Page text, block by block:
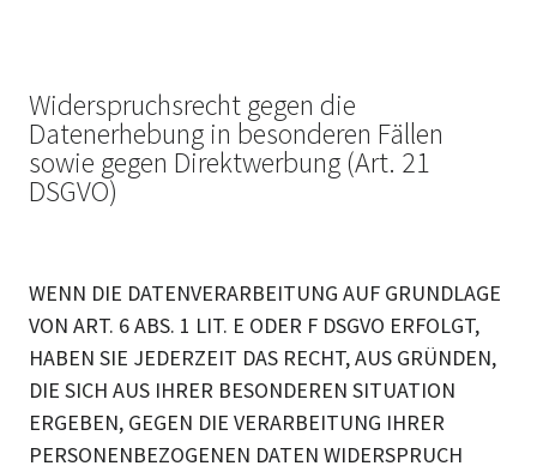
Widerspruchsrecht gegen die
Datenerhebung in besonderen Fällen
sowie gegen Direktwerbung (Art. 21
DSGVO)
WENN DIE DATENVERARBEITUNG AUF GRUNDLAGE
VON ART. 6 ABS. 1 LIT. E ODER F DSGVO ERFOLGT,
HABEN SIE JEDERZEIT DAS RECHT, AUS GRÜNDEN,
DIE SICH AUS IHRER BESONDEREN SITUATION
ERGEBEN, GEGEN DIE VERARBEITUNG IHRER
PERSONENBEZOGENEN DATEN WIDERSPRUCH